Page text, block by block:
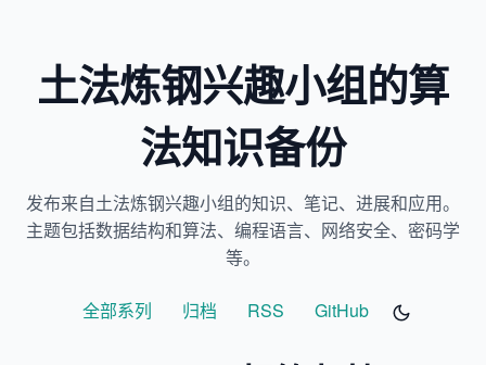
土法炼钢兴趣小组的算
法知识备份
发布来自土法炼钢兴趣小组的知识、笔记、进展和应用。
主题包括数据结构和算法、编程语言、网络安全、密码学
等。
全部系列 归档 RSS GitHub